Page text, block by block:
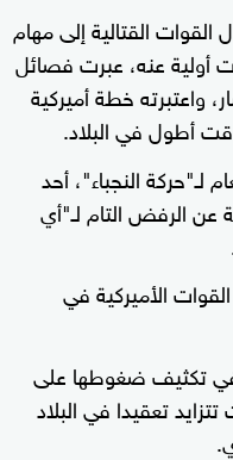
القوات القتالية إلى مهام
أولية عنه، عبرت فصائل
واعتبرته خطة أميركية
أطول في البلاد.
لـ"حركة النجباء"، أحد
عن الرفض التام لـ"أي
الأميركية في
في تكثيف ضغوطها على
تعقيدا في البلاد